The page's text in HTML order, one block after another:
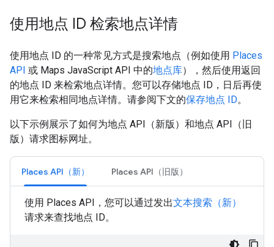
使用地点 ID 检索地点详情
使用地点 ID 的一种常见方式是搜索地点（例如使用 Places
API 或 Maps JavaScript API 中的地点库），然后使用返回
的地点 ID 来检索地点详情。您可以存储地点 ID，日后再使
用它来检索相同地点详情。请参阅下文的保存地点 ID。
以下示例展示了如何为地点 API（新版）和地点 API（旧
版）请求图标网址。
Places API（新） Places API（旧版）
使用 Places API，您可以通过发出文本搜索（新）
请求来查找地点 ID。